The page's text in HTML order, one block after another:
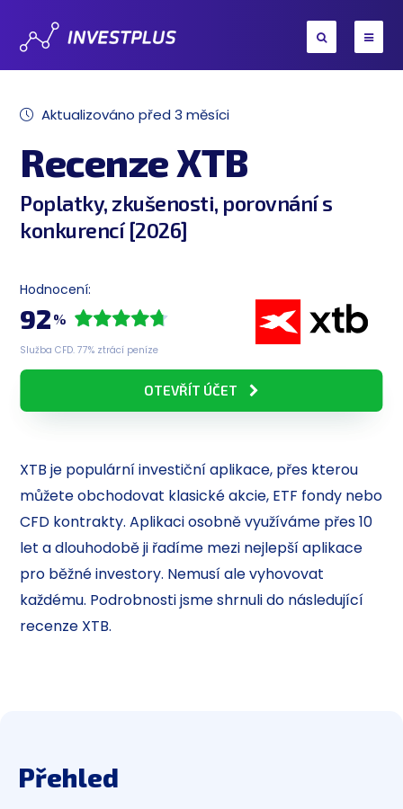
Aktualizováno před 3 měsíci
Recenze XTB
Poplatky, zkušenosti, porovnání s
konkurencí [2026]
Hodnocení:
92 %
Služba CFD. 77% ztrácí peníze
OTEVŘÍT ÚČET
XTB je populární investiční aplikace, přes kterou
můžete obchodovat klasické akcie, ETF fondy nebo
CFD kontrakty. Aplikaci osobně využíváme přes 10
let a dlouhodobě ji řadíme mezi nejlepší aplikace
pro běžné investory. Nemusí ale vyhovovat
každému. Podrobnosti jsme shrnuli do následující
recenze XTB.
Přehled